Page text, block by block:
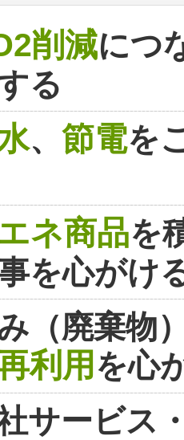
削減につ
る
、 節電を
ネ商品を
を心がけ
（廃棄物
利用を心
サービス